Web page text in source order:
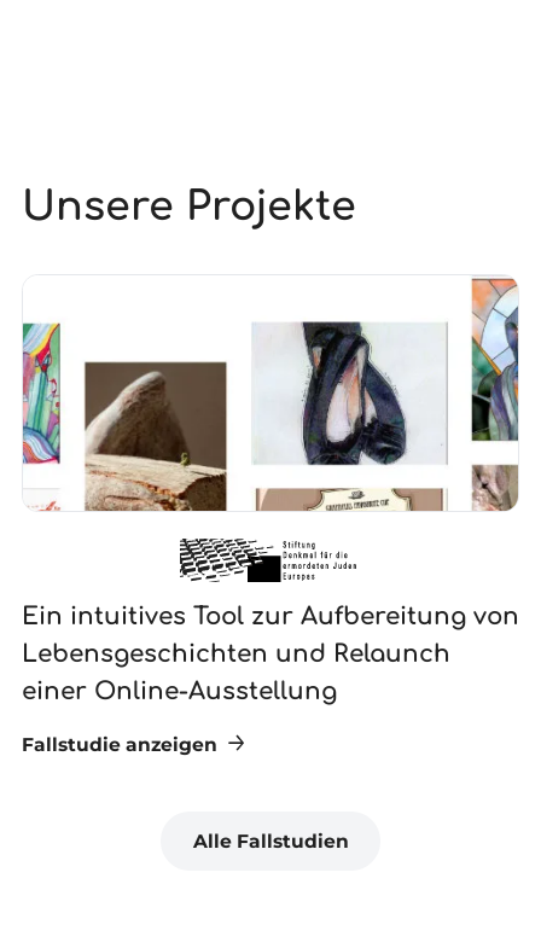
Unsere Projekte
Ein intuitives Tool zur Aufbereitung von
Lebensgeschichten und Relaunch
einer Online-Ausstellung
Fallstudie anzeigen
Alle Fallstudien